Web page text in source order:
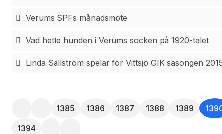
Verums SPFs månadsmöte
Vad hette hunden i Verums socken på 1920-talet
Linda Sällström spelar för Vittsjö GIK säsongen 2015
1385 1386 1387 1388 1389
1394